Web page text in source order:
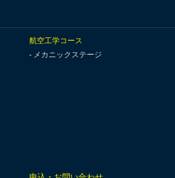
航空工学コース
メカニックステージ